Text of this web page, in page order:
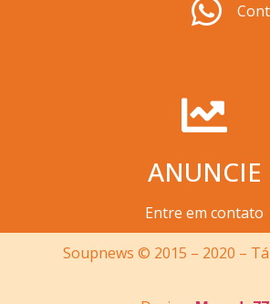
ANUNCIE
Entre em contato
Soupnews © 2015 – 2020 –